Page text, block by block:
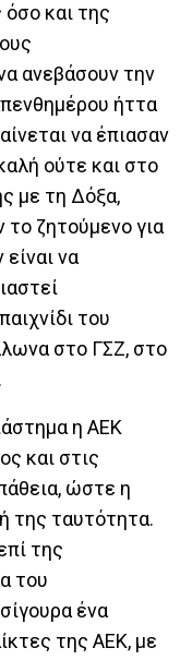
και της
ανεβάσουν την
ήττα
να έπιασαν
ούτε και στο
με τη Δόξα,
το ζητούμενο για
να
του
στο ΓΣΖ, στο
η ΑΕΚ
και στις
ώστε η
της ταυτότητα.
της
του
ένα
της ΑΕΚ, με